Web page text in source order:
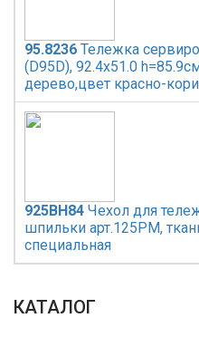
95.8236 Тележка
(D95D), 92.4x51.0
дерево,цвет красно-
925BH84 Чехол для
шпильки арт.125PM,
специальная
КАТАЛОГ